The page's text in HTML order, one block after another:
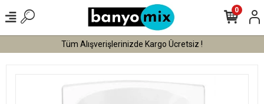
Tüm Alışverişlerinizde Kargo Ücretsiz !
0